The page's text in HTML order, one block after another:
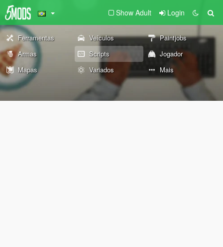
Show Adult Login
Ferramentas Veículos
Paintjobs
Armas
Scripts
Jogador
Mapas
Variados Mais